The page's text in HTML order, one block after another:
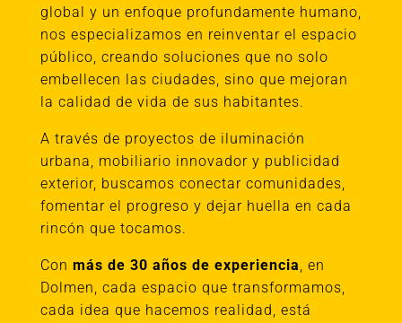
global y un enfoque profundamente humano,
nos especializamos en reinventar el espacio
público, creando soluciones que no solo
embellecen las ciudades, sino que mejoran
la calidad de vida de sus habitantes.
A través de proyectos de iluminación
urbana, mobiliario innovador y publicidad
exterior, buscamos conectar comunidades,
fomentar el progreso y dejar huella en cada
rincón que tocamos.
Con más de 30 años de experiencia, en
Dolmen, cada espacio que transformamos,
cada idea que hacemos realidad, está